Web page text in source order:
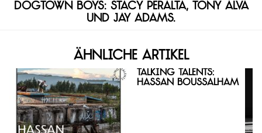
Dogtown Boys: Stacy Peralta, Tony Alva
und Jay Adams.
Ähnliche Artikel
Talking Talents:
Hassan Boussalham